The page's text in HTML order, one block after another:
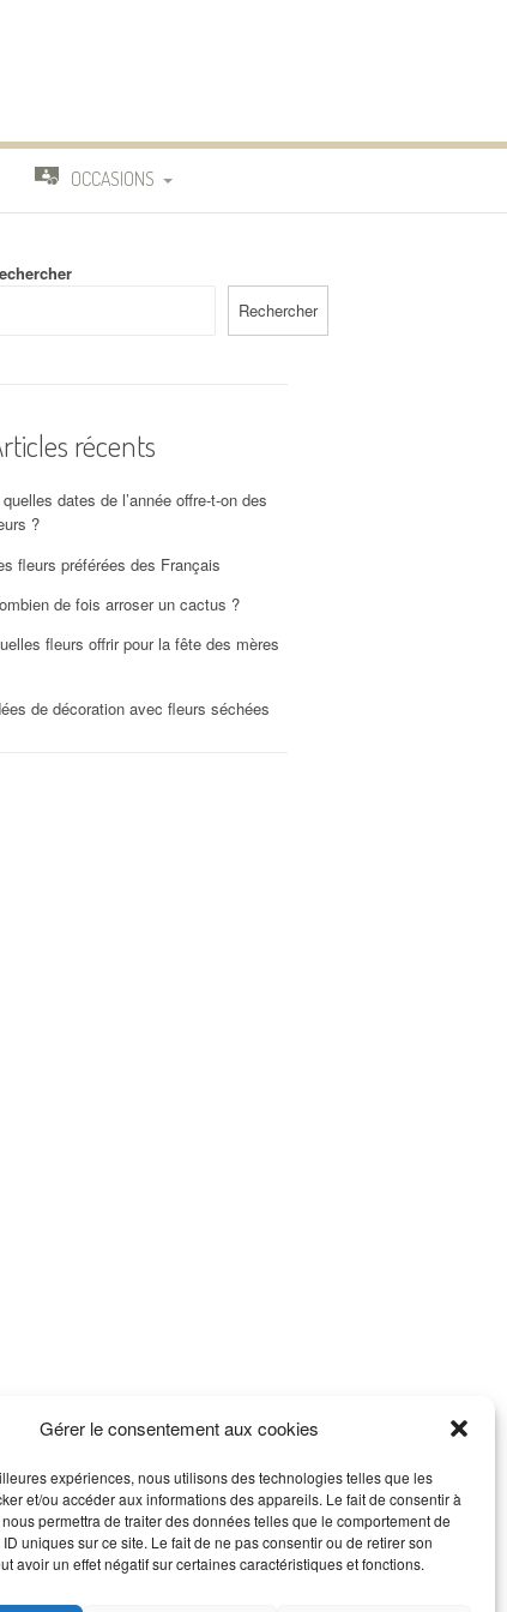
Gérer le consentement aux cookies
expériences, nous utilisons des technologies telles que les
et/ou accéder aux informations des appareils. Le fait de consentir à
permettra de traiter des données telles que le comportement de
uniques sur ce site. Le fait de ne pas consentir ou de retirer son
avoir un effet négatif sur certaines caractéristiques et fonctions.
OCCASIONS
Rechercher
récents
dates de l’année offre-t-on des
?
fleurs préférées des Français
de fois arroser un cactus ?
fleurs offrir pour la fête des mères
de décoration avec fleurs séchées